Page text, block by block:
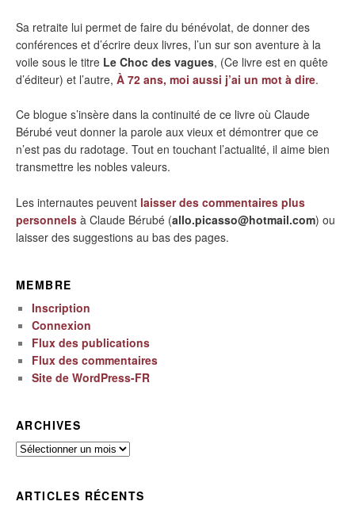
Sa retraite lui permet de faire du bénévolat, de donner des
conférences et d’écrire deux livres, l’un sur son aventure à la
voile sous le titre Le Choc des vagues, (Ce livre est en quête
d’éditeur) et l’autre, À 72 ans, moi aussi j’ai un mot à dire.
Ce blogue s’insère dans la continuité de ce livre où Claude
Bérubé veut donner la parole aux vieux et démontrer que ce
n’est pas du radotage. Tout en touchant l’actualité, il aime bien
transmettre les nobles valeurs.
Les internautes peuvent laisser des commentaires plus
personnels à Claude Bérubé (allo.picasso@hotmail.com) ou
laisser des suggestions au bas des pages.
MEMBRE
Inscription
Connexion
Flux des publications
Flux des commentaires
Site de WordPress-FR
ARCHIVES
Archives
ARTICLES RÉCENTS